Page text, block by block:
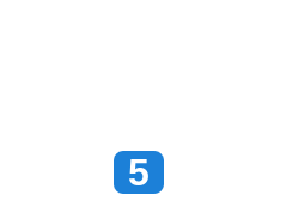
5